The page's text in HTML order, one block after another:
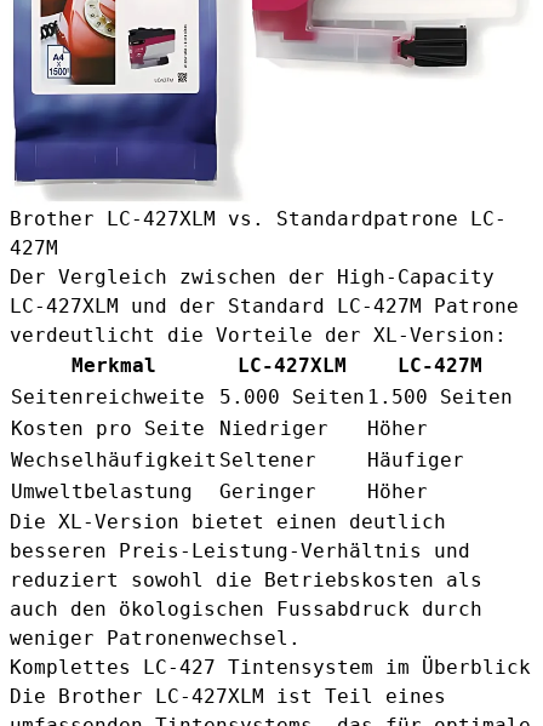
Brother LC-427XLM vs. Standardpatrone LC-
427M
Der Vergleich zwischen der High-Capacity
LC-427XLM und der Standard LC-427M Patrone
verdeutlicht die Vorteile der XL-Version:
Merkmal
LC-427XLM
LC-427M
Seitenreichweite
5.000 Seiten 1.500 Seiten
Kosten pro Seite
Niedriger
Höher
Wechselhäufigkeit Seltener
Häufiger
Umweltbelastung
Geringer
Höher
Die XL-Version bietet einen deutlich
besseren Preis-Leistung-Verhältnis und
reduziert sowohl die Betriebskosten als
auch den ökologischen Fussabdruck durch
weniger Patronenwechsel.
Komplettes LC-427 Tintensystem im Überblick
Die Brother LC-427XLM ist Teil eines